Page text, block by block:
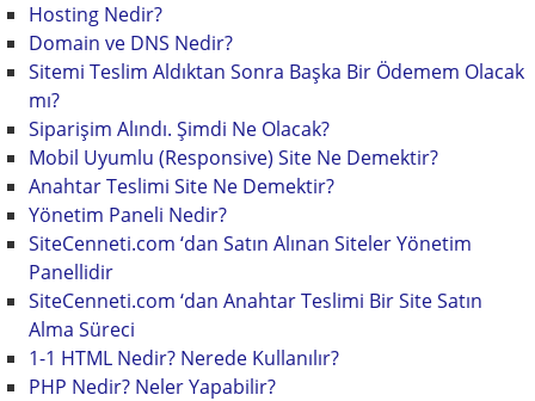
Hosting Nedir?
Domain ve DNS Nedir?
Sitemi Teslim Aldıktan Sonra Başka Bir Ödemem Olacak
mı?
Siparişim Alındı. Şimdi Ne Olacak?
Mobil Uyumlu (Responsive) Site Ne Demektir?
Anahtar Teslimi Site Ne Demektir?
Yönetim Paneli Nedir?
SiteCenneti.com ‘dan Satın Alınan Siteler Yönetim
Panellidir
SiteCenneti.com ‘dan Anahtar Teslimi Bir Site Satın
Alma Süreci
1-1 HTML Nedir? Nerede Kullanılır?
PHP Nedir? Neler Yapabilir?